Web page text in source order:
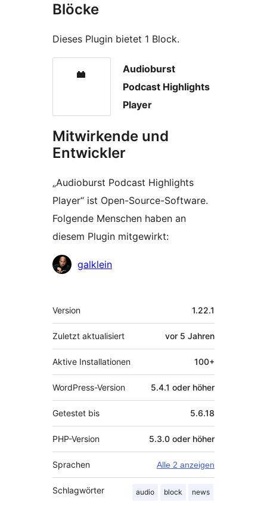
Blöcke
Dieses Plugin bietet 1 Block.
Audioburst
Podcast Highlights
Player
Mitwirkende und
Entwickler
„Audioburst Podcast Highlights
Player“ ist Open-Source-Software.
Folgende Menschen haben an
diesem Plugin mitgewirkt:
Mitwirkende
galklein
Meta
Version 1.22.1
Zuletzt aktualisiert vor 5 Jahren
Aktive Installationen 100+
WordPress-Version 5.4.1 oder höher
Getestet bis 5.6.18
PHP-Version 5.3.0 oder höher
Sprachen Alle 2 anzeigen
Schlagwörter audio block news